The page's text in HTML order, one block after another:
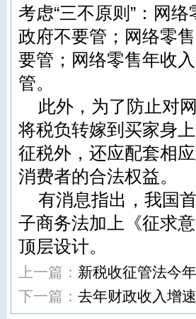
考虑“三不原则”：网
政府不要管；网络零
要管；网络零售年收
管。
此外，为了防止对
将税负转嫁到买家身
征税外，还应配套相
消费者的合法权益。
有消息指出，我国
子商务法加上《征求
顶层设计。
上一篇： 新税收征管法今
下一篇： 去年财政收入增